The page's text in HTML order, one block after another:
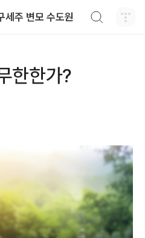
세주 변모 수도원
한한가?